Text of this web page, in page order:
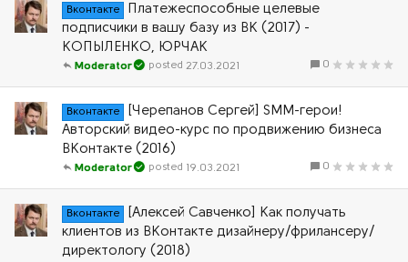
Вконтакте
Платежеспособные целевые
подписчики в вашу базу из ВК (2017) -
КОПЫЛЕНКО, ЮРЧАК
0
27.03.2021
Moderator
Вконтакте
[Черепанов Сергей] SMM-герои!
Авторский видео-курс по продвижению бизнеса
ВКонтакте (2016)
0
19.03.2021
Moderator
Вконтакте
[Алексей Савченко] Как получать
клиентов из ВКонтакте дизайнеру/фрилансеру/
директологу (2018)